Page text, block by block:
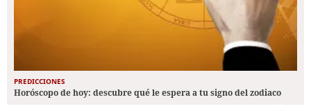
PREDICCIONES
Horóscopo de hoy: descubre qué le espera a tu signo del zodiaco